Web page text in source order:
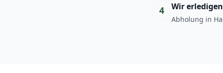
4 Wir
Abholung in